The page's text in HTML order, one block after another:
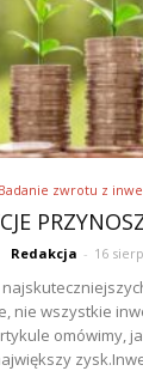
Badanie zwrotu z
Redakcja - 16
nie wszystkie
omówimy,